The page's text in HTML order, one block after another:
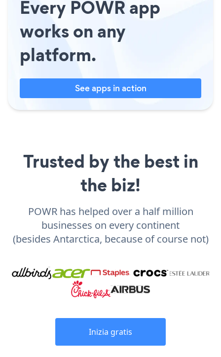
Every POWR app
works on any
platform.
See apps in action
Trusted by the best in
the biz!
POWR has helped over a half million
businesses on every continent
(besides Antarctica, because of course not)
Inizia gratis